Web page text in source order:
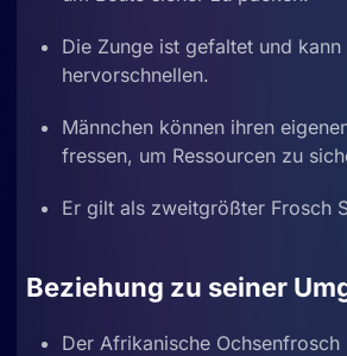
Die Zunge ist gefaltet und
hervorschnellen.
Männchen können ihren
fressen, um Ressourcen zu
Er gilt als zweitgrößter Frosch
Beziehung zu seiner
Der Afrikanische Ochsenfrosch